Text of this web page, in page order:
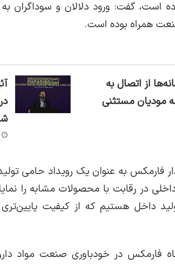
است، گفت: ورود دلالان و سوداگران
همراه بوده است.
از اتصال به
مودیان مستثنی
فارمکس به عنوان یک رویداد حامی
در رقابت با محصولات مشابه را
داخل هستیم که از کیفیت
فارمکس در خودباوری صنعت مواد